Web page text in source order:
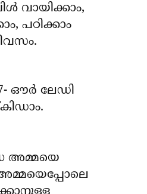
വായിക്കാം,
പഠിക്കാം
ഔര്‍ ലേഡി
അമ്മയെ